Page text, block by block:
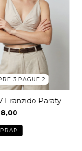
3 PAGUE 2
Franzido Paraty